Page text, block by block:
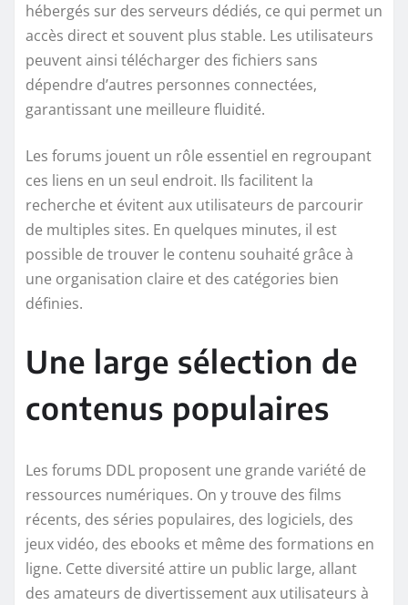
hébergés sur des serveurs dédiés, ce qui permet un
accès direct et souvent plus stable. Les utilisateurs
peuvent ainsi télécharger des fichiers sans
dépendre d’autres personnes connectées,
garantissant une meilleure fluidité.
Les forums jouent un rôle essentiel en regroupant
ces liens en un seul endroit. Ils facilitent la
recherche et évitent aux utilisateurs de parcourir
de multiples sites. En quelques minutes, il est
possible de trouver le contenu souhaité grâce à
une organisation claire et des catégories bien
définies.
Une large sélection de
contenus populaires
Les forums DDL proposent une grande variété de
ressources numériques. On y trouve des films
récents, des séries populaires, des logiciels, des
jeux vidéo, des ebooks et même des formations en
ligne. Cette diversité attire un public large, allant
des amateurs de divertissement aux utilisateurs à